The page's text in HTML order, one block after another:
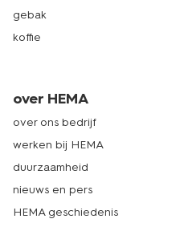
gebak
koffie
over HEMA
over ons bedrijf
werken bij HEMA
duurzaamheid
nieuws en pers
HEMA geschiedenis